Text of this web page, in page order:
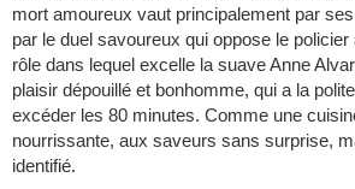
mort amoureux vaut principalement par
par le duel savoureux qui oppose le
rôle dans lequel excelle la suave Anne
plaisir dépouillé et bonhomme, qui a la
excéder les 80 minutes. Comme une
nourrissante, aux saveurs sans surprise,
identifié.